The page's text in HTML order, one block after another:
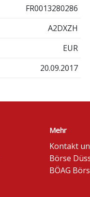
FR0013280286
A2DXZH
EUR
20.09.2017
Mehr
Kontakt
Börse
BÖAG